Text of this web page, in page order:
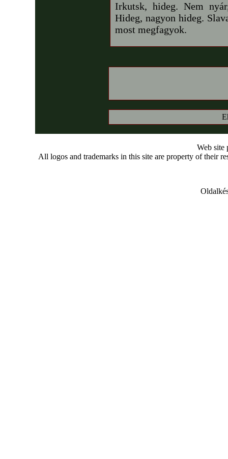
Irkutsk, hideg. Nem
Hideg, nagyon hideg.
most megfagyok.
Web site
All logos and trademarks in this site are property of their